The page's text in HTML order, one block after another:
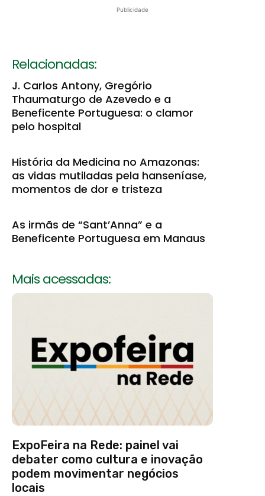
Publicidade
Relacionadas:
J. Carlos Antony, Gregório
Thaumaturgo de Azevedo e a
Beneficente Portuguesa: o clamor
pelo hospital
História da Medicina no Amazonas:
as vidas mutiladas pela hanseníase,
momentos de dor e tristeza
As irmãs de “Sant’Anna” e a
Beneficente Portuguesa em Manaus
Mais acessadas:
ExpoFeira na Rede: painel vai
debater como cultura e inovação
podem movimentar negócios
locais